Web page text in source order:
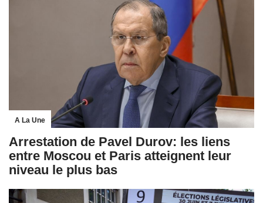
A La Une
Arrestation de Pavel Durov: les liens
entre Moscou et Paris atteignent leur
niveau le plus bas